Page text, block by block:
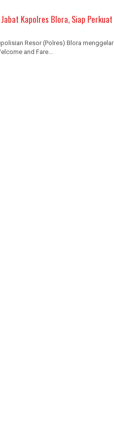
Kapolres Blora, Siap Perkuat
Resor (Polres) Blora menggelar
and Fare...